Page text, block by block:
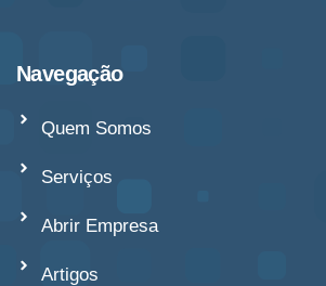
Navegação
Quem Somos
Serviços
Abrir Empresa
Artigos